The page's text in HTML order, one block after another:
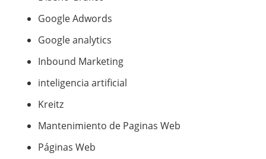
Google Adwords
Google analytics
Inbound Marketing
inteligencia artificial
Kreitz
Mantenimiento de Paginas Web
Páginas Web